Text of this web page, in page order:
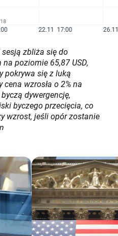
zbliża się do
poziomie 65,87 USD,
pokrywa się z luką
wzrosła o 2% na
dywergencję,
byczego przecięcia, co
wzrost, jeśli opór zostanie